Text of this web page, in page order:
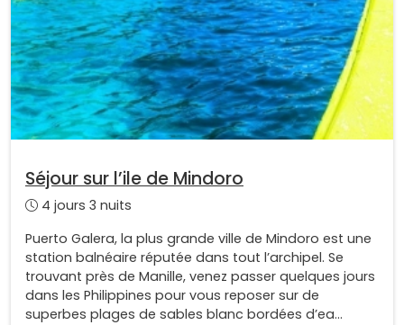
Séjour sur l’ile de Mindoro
4 jours 3 nuits
Puerto Galera, la plus grande ville de Mindoro est une
station balnéaire réputée dans tout l’archipel. Se
trouvant près de Manille, venez passer quelques jours
dans les Philippines pour vous reposer sur de
superbes plages de sables blanc bordées d’ea...